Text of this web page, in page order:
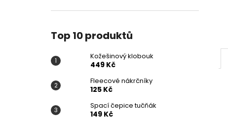
Top 10 produktů
Kožešinový klobouk
449 Kč
Fleecové nákrčníky
125 Kč
Spací čepice tučňák
149 Kč